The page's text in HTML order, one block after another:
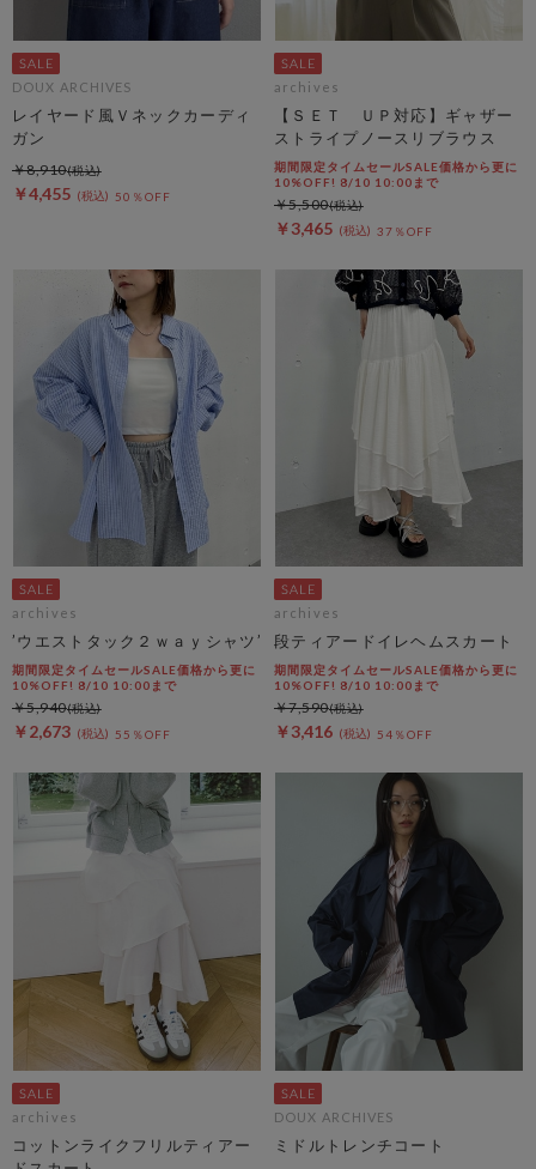
DOUX ARCHIVES
レイヤード風Ｖネックカーディ
ガン
￥4,455 50％OFF
￥8,910
archives
【ＳＥＴ ＵＰ対応】ギャザー
ストライプノースリブラウス
期間限定タイムセールSALE価格から更に
10%OFF! 8/10 10:00まで
￥3,465 37％OFF
￥5,500
archives
’ウエストタック２ｗａｙシャツ’
期間限定タイムセールSALE価格から更に
10%OFF! 8/10 10:00まで
￥2,673 55％OFF
￥5,940
archives
段ティアードイレヘムスカート
期間限定タイムセールSALE価格から更に
10%OFF! 8/10 10:00まで
￥3,416 54％OFF
￥7,590
archives
コットンライクフリルティアー
DOUX ARCHIVES
ミドルトレンチコート